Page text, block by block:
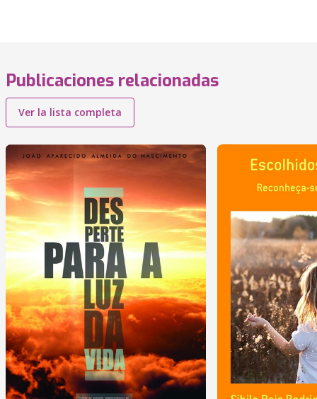
Publicaciones relacionadas
Ver la lista completa